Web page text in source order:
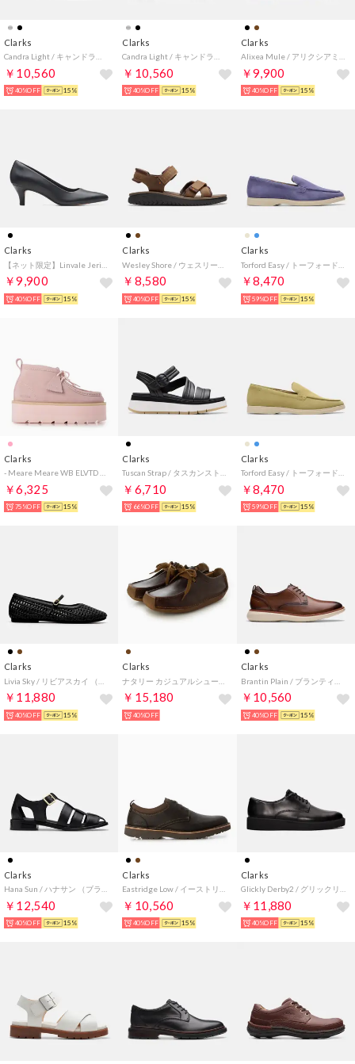
Clarks
￥10,560
40%OFF 15%
Clarks
￥10,560
40%OFF 15%
Clarks
￥9,900
40%OFF 15%
Clarks
￥9,900
40%OFF 15%
Clarks
￥8,580
40%OFF 15%
Clarks
￥8,470
59%OFF 15%
Clarks
￥6,325
75%OFF 15%
Clarks
￥6,710
66%OFF 15%
Clarks
￥8,470
59%OFF 15%
Clarks
￥11,880
40%OFF 15%
Clarks
￥15,180
40%OFF
Clarks
￥10,560
40%OFF 15%
Clarks
￥12,540
40%OFF 15%
Clarks
￥10,560
40%OFF 15%
Clarks
￥11,880
40%OFF 15%